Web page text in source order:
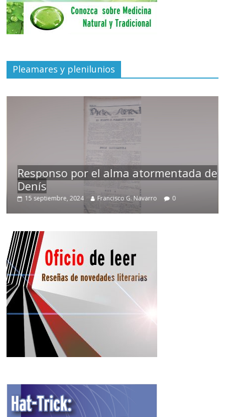
Pleamares y plenilunios
Responso por el alma atormentada de
Denís
15 septiembre, 2024 Francisco G. Navarro 0